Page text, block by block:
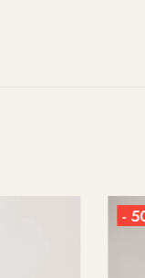
- 50 %